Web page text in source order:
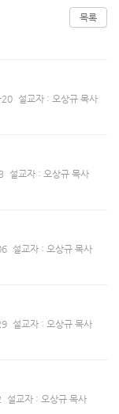
목록
20 설교자 : 오상규 목사
설교자 : 오상규 목사
설교자 : 오상규 목사
설교자 : 오상규 목사
설교자 : 오상규 목사